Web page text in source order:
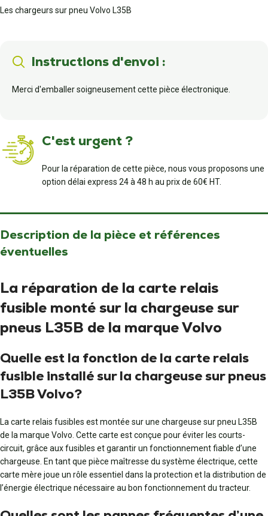
Les chargeurs sur pneu Volvo L35B
Instructions d'envoi :
Merci d'emballer soigneusement cette pièce électronique.
C'est urgent ?
Pour la réparation de cette pièce, nous vous proposons une
option délai express 24 à 48 h au prix de 60€ HT.
Description de la pièce et références
éventuelles
La réparation de la carte relais
fusible monté sur la chargeuse sur
pneus L35B de la marque Volvo
Quelle est la fonction de la carte relais
fusible installé sur la chargeuse sur pneus
L35B Volvo?
La carte relais fusibles est montée sur une chargeuse sur pneu L35B
de la marque Volvo. Cette carte est conçue pour éviter les courts-
circuit, grâce aux fusibles et garantir un fonctionnement fiable d’une
chargeuse. En tant que pièce maîtresse du système électrique, cette
carte mère joue un rôle essentiel dans la protection et la distribution de
l’énergie électrique nécessaire au bon fonctionnement du tracteur.